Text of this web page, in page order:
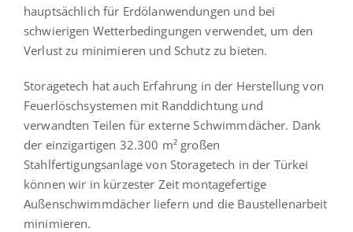
hauptsächlich für Erdölanwendungen und bei
schwierigen Wetterbedingungen verwendet, um den
Verlust zu minimieren und Schutz zu bieten.
Storagetech hat auch Erfahrung in der Herstellung von
Feuerlöschsystemen mit Randdichtung und
verwandten Teilen für externe Schwimmdächer. Dank
der einzigartigen 32.300 m² großen
Stahlfertigungsanlage von Storagetech in der Türkei
können wir in kürzester Zeit montagefertige
Außenschwimmdächer liefern und die Baustellenarbeit
minimieren.